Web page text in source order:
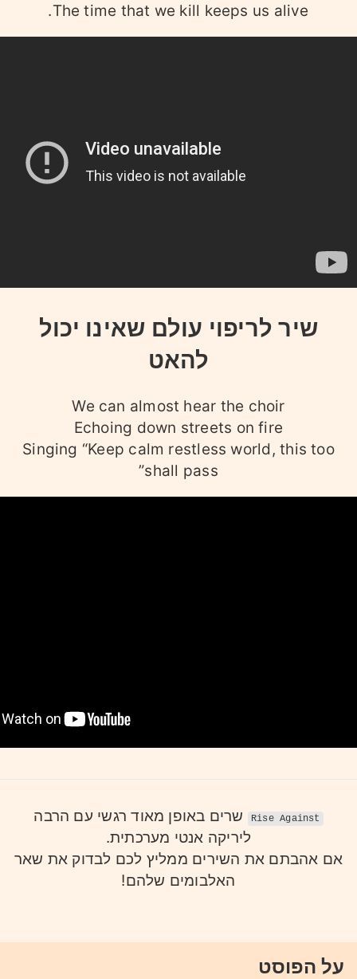
The time that we kill keeps us alive.
שיר לריפוי עולם שאינו יכול
להאט
We can almost hear the choir
Echoing down streets on fire
Singing “Keep calm restless world, this too
shall pass”
Rise Against
שרים באופן מאוד רגשי עם הרבה
ליריקה אנטי מערכתית.
אם אהבתם את השירים ממליץ לכם לבדוק את שאר
האלבומים שלהם!
על הפוסט